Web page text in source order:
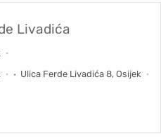
Livadića
Ulica Ferde Livadića 8, Osijek